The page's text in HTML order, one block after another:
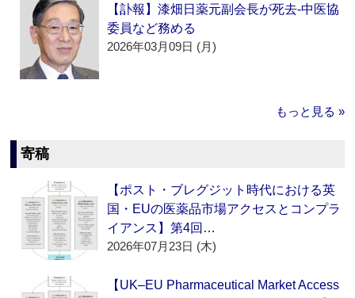
【訃報】漆畑日薬元副会長が死去‐中医協
委員など務める
2026年03月09日 (月)
もっと見る »
寄稿
【ポスト・ブレグジット時代における英
国・EUの医薬品市場アクセスとコンプラ
イアンス】第4回…
2026年07月23日 (木)
【UK–EU Pharmaceutical Market Access